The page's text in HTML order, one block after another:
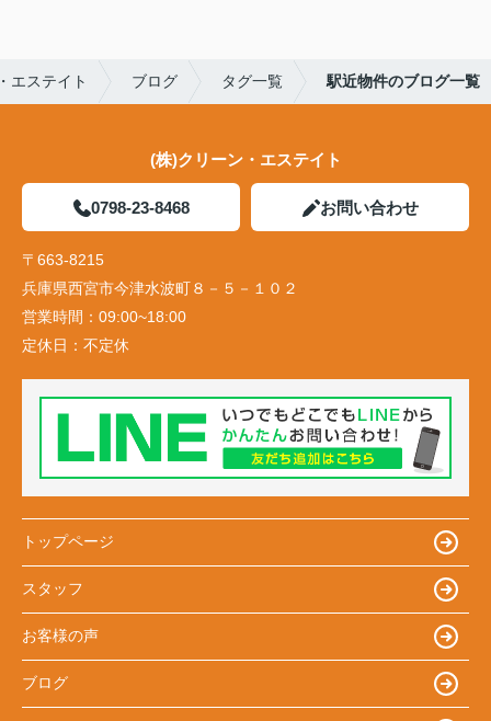
エステイト ブログ タグ一覧 駅近物件のブログ一覧
(株)クリーン・エステイト
0798-23-8468 お問い合わせ
〒663-8215
兵庫県西宮市今津水波町８－５－１０２
営業時間： 09:00~18:00
定休日： 不定休
トップページ
スタッフ
お客様の声
ブログ